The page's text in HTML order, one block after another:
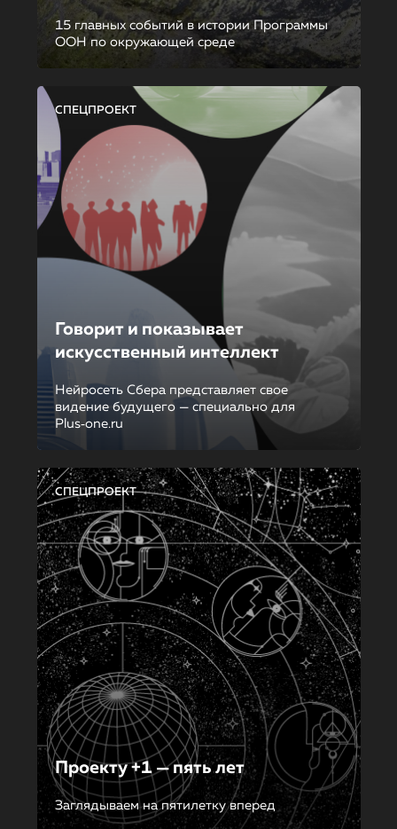
15 главных событий в истории Программы
ООН по окружающей среде
СПЕЦПРОЕКТ
Говорит и показывает
искусственный интеллект
Нейросеть Сбера представляет свое
видение будущего — специально для
Plus‑one.ru
СПЕЦПРОЕКТ
Проекту +1 — пять лет
Заглядываем на пятилетку вперед